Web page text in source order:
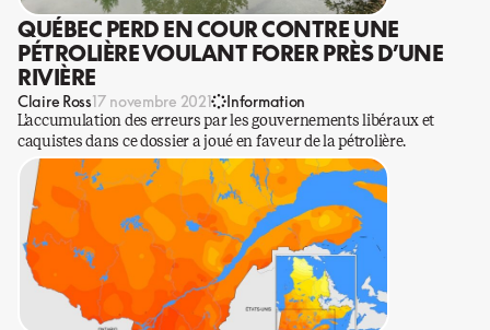
QUÉBEC PERD EN COUR CONTRE UNE
PÉTROLIÈRE VOULANT FORER PRÈS D’UNE
RIVIÈRE
Claire Ross17 novembre 2021 Information
L’accumulation des erreurs par les gouvernements libéraux et
caquistes dans ce dossier a joué en faveur de la pétrolière.